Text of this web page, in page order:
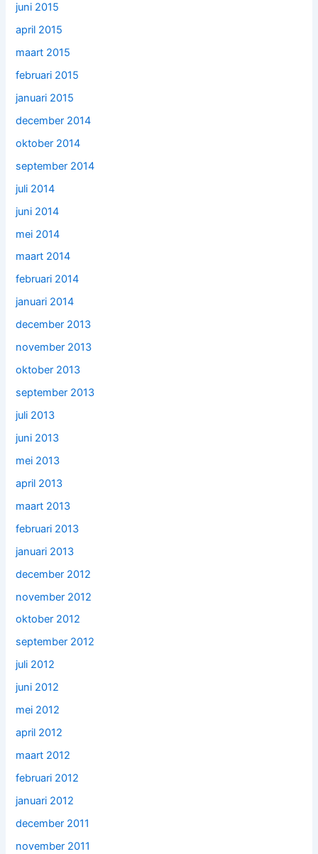
juni 2015
april 2015
maart 2015
februari 2015
januari 2015
december 2014
oktober 2014
september 2014
juli 2014
juni 2014
mei 2014
maart 2014
februari 2014
januari 2014
december 2013
november 2013
oktober 2013
september 2013
juli 2013
juni 2013
mei 2013
april 2013
maart 2013
februari 2013
januari 2013
december 2012
november 2012
oktober 2012
september 2012
juli 2012
juni 2012
mei 2012
april 2012
maart 2012
februari 2012
januari 2012
december 2011
november 2011